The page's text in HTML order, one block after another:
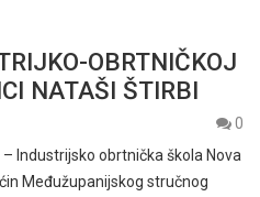
OBRTNIČKOJ
NATAŠI ŠTIRBI
0
– Industrijsko obrtnička škola Nova
Međužupanijskog stručnog